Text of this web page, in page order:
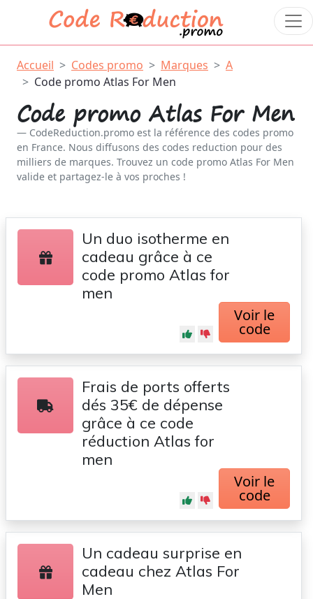
Accueil Codes promo Marques
A
Code promo Atlas For Men
Code promo Atlas For Men
CodeReduction.promo est la référence des codes promo
en France. Nous diffusons des codes reduction pour des
milliers de marques. Trouvez un code promo Atlas For Men
valide et partagez-le à vos proches !
Un duo isotherme en
cadeau grâce à ce
code promo Atlas for
men
Voir le
code
Frais de ports offerts
dés 35€ de dépense
grâce à ce code
réduction Atlas for
men
Voir le
code
Un cadeau surprise en
cadeau chez Atlas For
Men